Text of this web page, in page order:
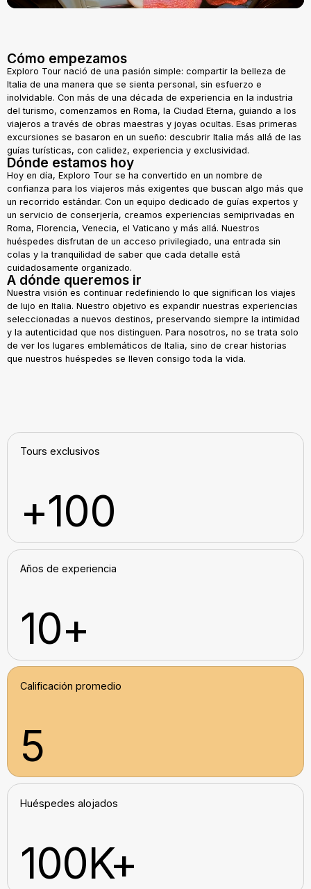
Cómo empezamos
Exploro Tour nació de una pasión simple: compartir la belleza de
Italia de una manera que se sienta personal, sin esfuerzo e
inolvidable. Con más de una década de experiencia en la industria
del turismo, comenzamos en Roma, la Ciudad Eterna, guiando a los
viajeros a través de obras maestras y joyas ocultas. Esas primeras
excursiones se basaron en un sueño: descubrir Italia más allá de las
guías turísticas, con calidez, experiencia y exclusividad.
Dónde estamos hoy
Hoy en día, Exploro Tour se ha convertido en un nombre de
confianza para los viajeros más exigentes que buscan algo más que
un recorrido estándar. Con un equipo dedicado de guías expertos y
un servicio de conserjería, creamos experiencias semiprivadas en
Roma, Florencia, Venecia, el Vaticano y más allá. Nuestros
huéspedes disfrutan de un acceso privilegiado, una entrada sin
colas y la tranquilidad de saber que cada detalle está
cuidadosamente organizado.
A dónde queremos ir
Nuestra visión es continuar redefiniendo lo que significan los viajes
de lujo en Italia. Nuestro objetivo es expandir nuestras experiencias
seleccionadas a nuevos destinos, preservando siempre la intimidad
y la autenticidad que nos distinguen. Para nosotros, no se trata solo
de ver los lugares emblemáticos de Italia, sino de crear historias
que nuestros huéspedes se lleven consigo toda la vida.
Tours exclusivos
+100
Años de experiencia
10+
Calificación promedio
5
Huéspedes alojados
100K+